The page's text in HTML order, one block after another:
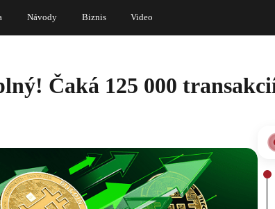
Návody Biznis Video
Čaká 125 000